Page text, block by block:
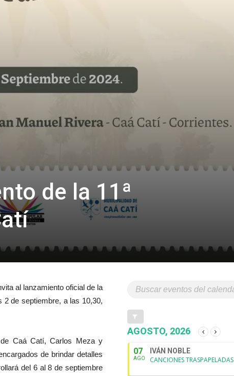
de la 11ª
al lanzamiento oficial de la
2 de septiembre, a las 10,30,
de Caá Catí, Carlos Meza y
de brindar detalles
del 6 al 8 de septiembre
AGOSTO, 2026
07
AGO
IVÁN NOBLE
CANCIONES TRASPAPELADAS